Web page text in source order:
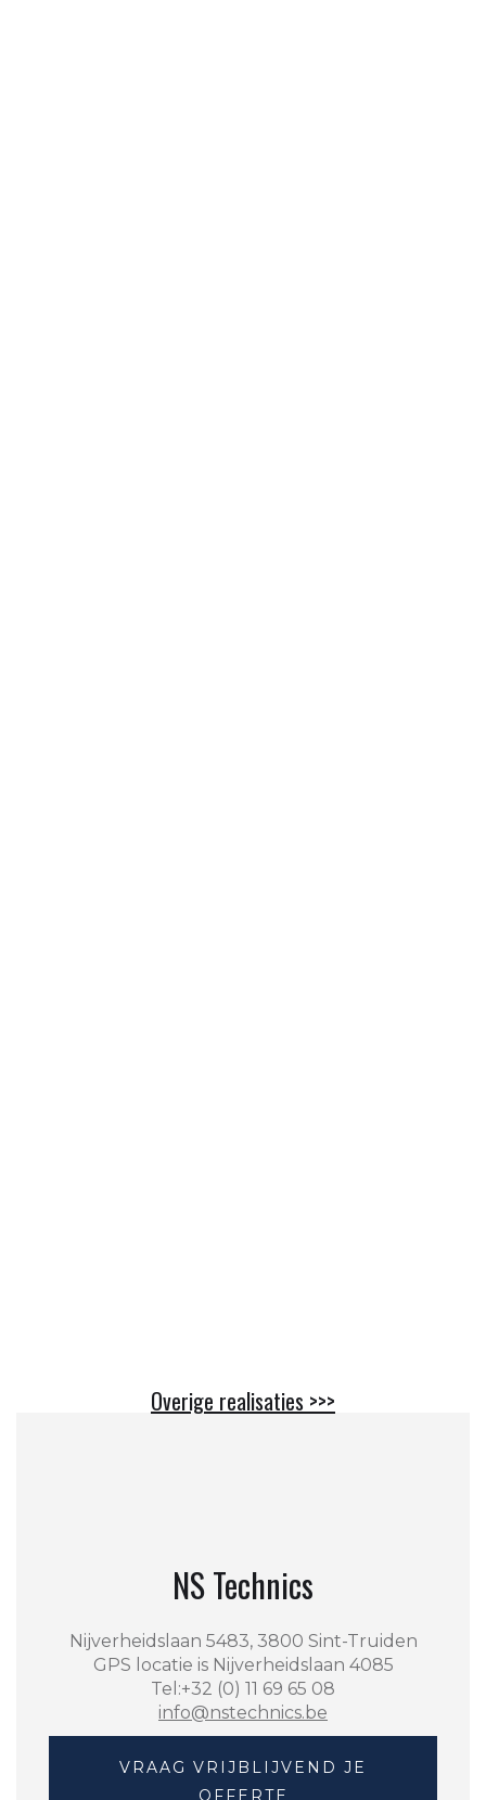
Overige realisaties >>>
NS Technics
Nijverheidslaan 5483, 3800 Sint-Truiden
GPS locatie is Nijverheidslaan 4085
Tel:+32 (0) 11 69 65 08
info@nstechnics.be
VRAAG VRIJBLIJVEND JE
OFFERTE